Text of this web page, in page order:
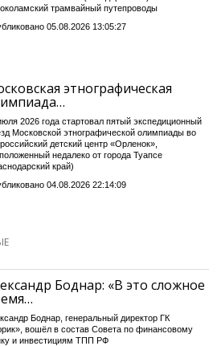
трамвайный путепроводы
05.08.2026 13:05:27
этнографическая
2026 года стартовал пятый экспедиционный
Московской этнографической олимпиады во
детский центр «Орленок»,
недалеко от города Туапсе
край)
04.08.2026 22:14:09
Боднар: «В это сложное
Боднар, генеральный директор ГК
вошёл в состав Совета по финансовому
и инвестициям ТПП РФ